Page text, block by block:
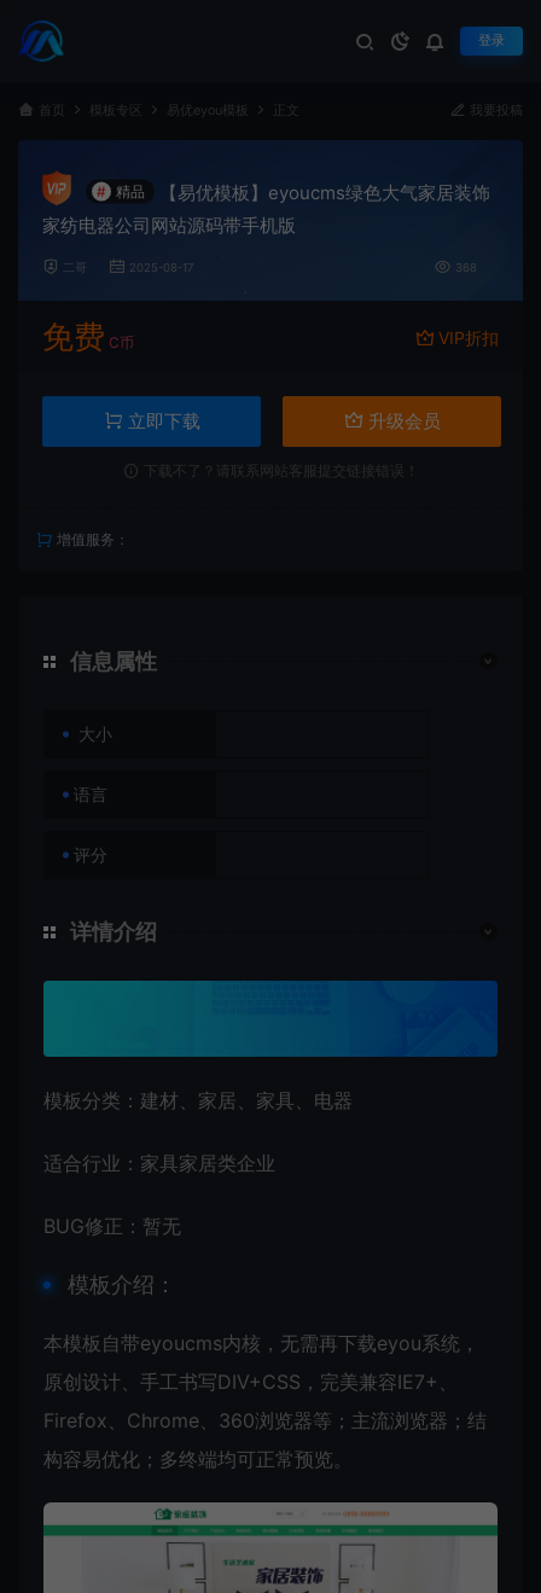
登录
首页 模板专区 易优eyou模板 正文 我要投稿
# 精品
【易优模板】eyoucms绿色大气家居装饰
家纺电器公司网站源码带手机版
二哥 2025-08-17 368
免费 C币 VIP折扣
立即下载 升级会员
下载不了？请联系网站客服提交链接错误！
增值服务：
信息属性
大小
语言
评分
详情介绍
模板分类：建材、家居、家具、电器
适合行业：家具家居类企业
BUG修正：暂无
模板介绍：
本模板自带eyoucms内核，无需再下载eyou系统，
原创设计、手工书写DIV+CSS，完美兼容IE7+、
Firefox、Chrome、360浏览器等；主流浏览器；结
构容易优化；多终端均可正常预览。